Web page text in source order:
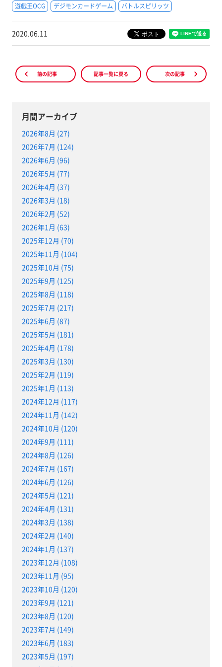
遊戯王OCG デジモンカードゲーム バトルスピリッツ
2020.06.11
前の記事 記事一覧に戻る 次の記事
月間アーカイブ
2026年8月 (27)
2026年7月 (124)
2026年6月 (96)
2026年5月 (77)
2026年4月 (37)
2026年3月 (18)
2026年2月 (52)
2026年1月 (63)
2025年12月 (70)
2025年11月 (104)
2025年10月 (75)
2025年9月 (125)
2025年8月 (118)
2025年7月 (217)
2025年6月 (87)
2025年5月 (181)
2025年4月 (178)
2025年3月 (130)
2025年2月 (119)
2025年1月 (113)
2024年12月 (117)
2024年11月 (142)
2024年10月 (120)
2024年9月 (111)
2024年8月 (126)
2024年7月 (167)
2024年6月 (126)
2024年5月 (121)
2024年4月 (131)
2024年3月 (138)
2024年2月 (140)
2024年1月 (137)
2023年12月 (108)
2023年11月 (95)
2023年10月 (120)
2023年9月 (121)
2023年8月 (120)
2023年7月 (149)
2023年6月 (183)
2023年5月 (197)